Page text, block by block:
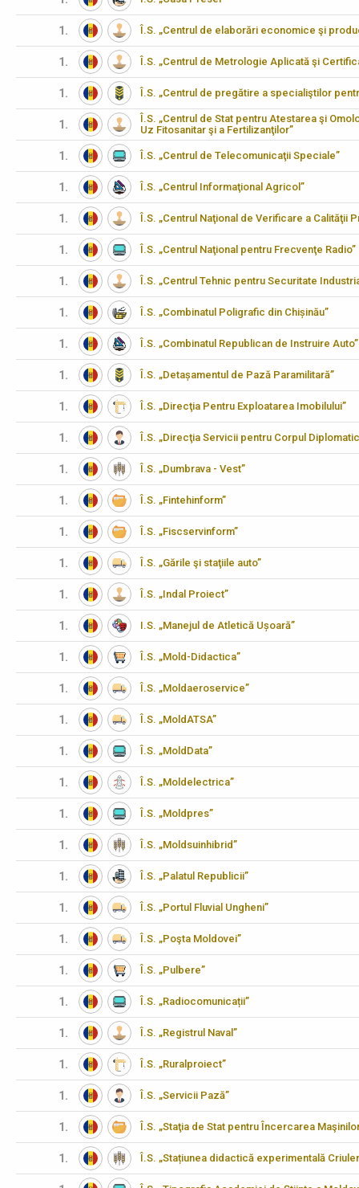
1. Î.S. „Centrul de elaborări economice şi
1. Î.S. „Centrul de Metrologie Aplicată şi
1. Î.S. „Centrul de pregătire a specialiştilor
1.
Î.S. „Centrul de Stat pentru Atestarea şi
Uz Fitosanitar şi a Fertilizanţilor”
1. Î.S. „Centrul de Telecomunicaţii Speciale”
1. Î.S. „Centrul Informaţional Agricol”
1. Î.S. „Centrul Naţional de Verificare a Calităţii
1. Î.S. „Centrul Naţional pentru Frecvenţe Radio”
1. Î.S. „Centrul Tehnic pentru Securitate
1. Î.S. „Combinatul Poligrafic din Chișinău”
1. Î.S. „Combinatul Republican de Instruire Auto”
1. Î.S. „Detașamentul de Pază Paramilitară”
1. Î.S. „Direcţia Pentru Exploatarea Imobilului”
1. Î.S. „Direcţia Servicii pentru Corpul
1. Î.S. „Dumbrava - Vest”
1. Î.S. „Fintehinform”
1. Î.S. „Fiscservinform”
1. Î.S. „Gările şi staţiile auto”
1. Î.S. „Indal Proiect”
1. I.S. „Manejul de Atletică Ușoară”
1. Î.S. „Mold-Didactica”
1. Î.S. „Moldaeroservice”
1. Î.S. „MoldATSA”
1. Î.S. „MoldData”
1. Î.S. „Moldelectrica”
1. Î.S. „Moldpres”
1. Î.S. „Moldsuinhibrid”
1. Î.S. „Palatul Republicii”
1. Î.S. „Portul Fluvial Ungheni”
1. Î.S. „Poşta Moldovei”
1. Î.S. „Pulbere”
1. Î.S. „Radiocomunicații”
1. Î.S. „Registrul Naval”
1. Î.S. „Ruralproiect”
1. Î.S. „Servicii Pază”
1. Î.S. „Staţia de Stat pentru Încercarea
1. Î.S. „Stațiunea didactică experimentală